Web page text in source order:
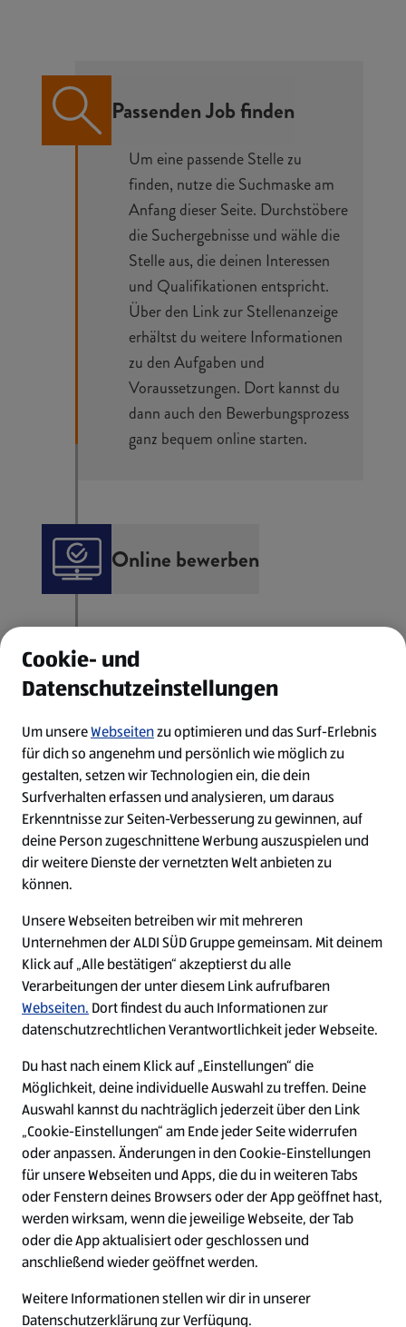
Passenden Job finden
Um eine passende Stelle zu
finden, nutze die Suchmaske am
Anfang dieser Seite. Durchstöbere
die Suchergebnisse und wähle die
Stelle aus, die deinen Interessen
und Qualifikationen entspricht.
Über den Link zur Stellenanzeige
erhältst du weitere Informationen
zu den Aufgaben und
Voraussetzungen. Dort kannst du
dann auch den Bewerbungsprozess
ganz bequem online starten.
Online bewerben
deiner ausgewählten
Stellenanzeige. Für deine
Bewerbung bei ALDI SÜD hast du
mehrere Möglichkeiten. Mit der
Bewerbung ohne Konto
ermöglichen wir dir eine schnelle
und unkomplizierte Bewerbung
ohne Registrierung. Mit einer
Bewerbung mit Konto legst du dir
dein persönliches Bewerberprofil
speichern und jederzeit
fortführen. Wähle die Option, die
gerade am besten zu deinen
Bedürfnissen passt!
Dokumente hochladen
Zu einer vollständigen Bewerbung
gehört für uns ein lückenloser
tabellarischer Lebenslauf und
Zeugnisse. Nutze deinen eigenen
Lebenslauf oder fülle alternativ
unsereLebenslauf-Vorlageaus.
Ein Anschreiben ist nicht
kannst du allgemein an ALDI SÜD
richten. Weitere Infos zu deinen
Bewerbungsunterlagen findest du
in unserenBewerbungstipps.
ZU DEN
Wir melden uns zurück
Sobald wir deine Bewerbung
erhalten haben, senden wir dir eine
Anschließend nehmen wir uns Zeit
deine Unterlagen zu prüfen und
geben dir in der Regel innerhalb
von 7 Tagen eine Rückmeldung.
Den aktuellen Status deiner
Bewerbung bei ALDI SÜD kannst
du nach dem Login in unserem
Online-Bewerbungsportal
einsehen.
ZU DEINEM
BEWERBERKONTO
Wenn uns deine Bewerbung
überzeugt hat, möchten wir dich
gerne kennenlernen und laden
dich zu einem persönlichen
Gelegenheit, dir Einblicke in
unseren Arbeitsalltag und dein
zukünftiges Aufgabenfeld zu
geben. Wir sind gespannt auf
deine Fragen und darauf,
gemeinsam herauszufinden, ob wir
gut zueinander passen. DieseTipps
zum Vorstellungsgesprächhelfen
dir bei der Vorbereitung.
JETZT VORBEREITEN
Es passt – Bewerbung
erfolgreich!
Du hast uns auch im
Vorstellungsgespräch überzeugt?
Herzlichen Glückwunsch: Schon
bald bist du ein Teil der ALDIcrew.
Wir freuen uns auf dich! Der
gesamte Bewerbungsprozess bei
ALDI SÜD ist erfahrungsgemäß
nach 6 Wochen abgeschlossen.
FAQ RUND UM DEINE BEWERBUNG
Arbeiten in der Filiale
Jobs im Lager
Jobs in der Verwaltung
Cookie- und
Datenschutzeinstellungen
Um unsereWebseitenzu optimieren und das Surf-Erlebnis
für dich so angenehm und persönlich wie möglich zu
gestalten, setzen wir Technologien ein, die dein
Surfverhalten erfassen und analysieren, um daraus
Erkenntnisse zur Seiten-Verbesserung zu gewinnen, auf
deine Person zugeschnittene Werbung auszuspielen und
dir weitere Dienste der vernetzten Welt anbieten zu
können.
Unsere Webseiten betreiben wir mit mehreren
Unternehmen der ALDI SÜD Gruppe gemeinsam. Mit deinem
Klick auf „Alle bestätigen“ akzeptierst du alle
Verarbeitungen der unter diesem Link aufrufbaren
Webseiten. Dort findest du auch Informationen zur
datenschutzrechtlichen Verantwortlichkeit jeder Webseite.
Du hast nach einem Klick auf „Einstellungen“ die
Möglichkeit, deine individuelle Auswahl zu treffen. Deine
Auswahl kannst du nachträglich jederzeit über den Link
„Cookie-Einstellungen“ am Ende jeder Seite widerrufen
oder anpassen. Änderungen in den Cookie-Einstellungen
für unsere Webseiten und Apps, die du in weiteren Tabs
oder Fenstern deines Browsers oder der App geöffnet hast,
werden wirksam, wenn die jeweilige Webseite, der Tab
oder die App aktualisiert oder geschlossen und
anschließend wieder geöffnet werden.
Weitere Informationen stellen wir dir in unserer
Datenschutzerklärung zur Verfügung.